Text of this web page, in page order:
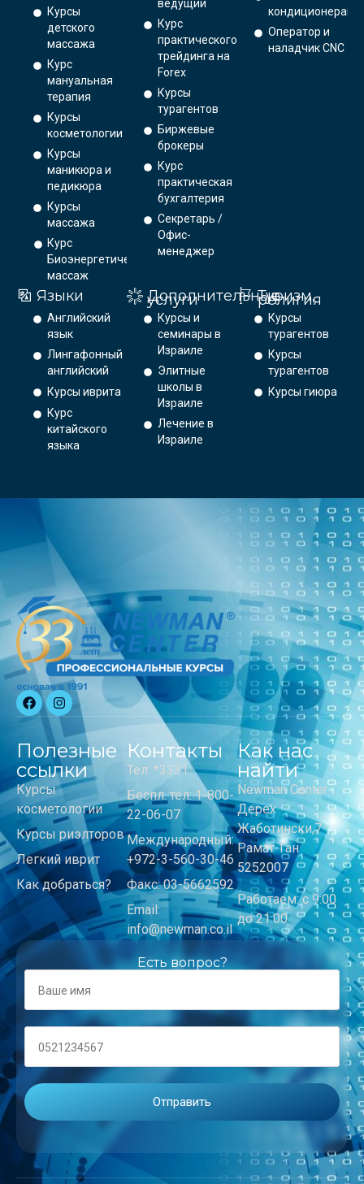
Курсы
детского
массажа
Курс
мануальная
терапия
Курсы
косметологии
Курсы
маникюра и
педикюра
Курсы
массажа
Курс
Биоэнергетический
массаж
ведущий
Курс
практического
трейдинга на
Forex
Курсы
турагентов
Биржевые
брокеры
Курс
практическая
бухгалтерия
Секретарь /
Офис-
менеджер
кондиционерам
Оператор и
наладчик CNC
Языки
Английский
язык
Лингафонный
английский
Курсы иврита
Курс
китайского
языка
Дополнительные
услуги
Курсы и
семинары в
Израиле
Элитные
школы в
Израиле
Лечение в
Израиле
Туризм,
религия
Курсы
турагентов
Курсы
турагентов
Курсы гиюра
Полезные
ссылки
Курсы
косметологии
Курсы риэлторов
Легкий иврит
Как добраться?
Контакты
Тел: *3331
Беспл. тел: 1-800-
22-06-07
Международный:
+972-3-560-30-46
Факс: 03-5662592
Email:
info@newman.co.il
Как нас
найти
Newman Center
Дерех
Жаботински,7
Рамат-Ган
5252007
Работаем: с 9:00
до 21:00
Есть вопрос?